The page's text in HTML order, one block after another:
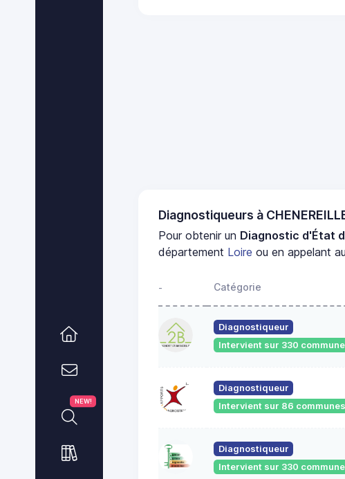
NEW!
Diagnostiqueurs à
Pour obtenir un Diagnostic d'État
département Loire ou en appelant
- Catégorie
Diagnostiqueur
Intervient sur 330
Diagnostiqueur
Intervient sur 86 communes
Diagnostiqueur
Intervient sur 330